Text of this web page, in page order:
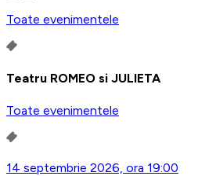
Toate evenimentele
Teatru ROMEO si JULIETA
Toate evenimentele
14 septembrie 2026, ora 19:00